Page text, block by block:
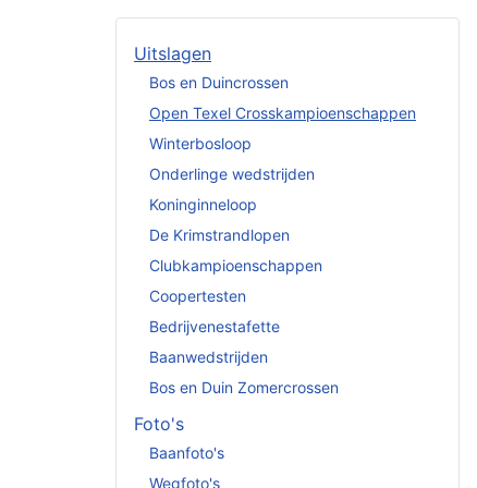
Uitslagen
Bos en Duincrossen
Open Texel Crosskampioenschappen
Winterbosloop
Onderlinge wedstrijden
Koninginneloop
De Krimstrandlopen
Clubkampioenschappen
Coopertesten
Bedrijvenestafette
Baanwedstrijden
Bos en Duin Zomercrossen
Foto's
Baanfoto's
Wegfoto's